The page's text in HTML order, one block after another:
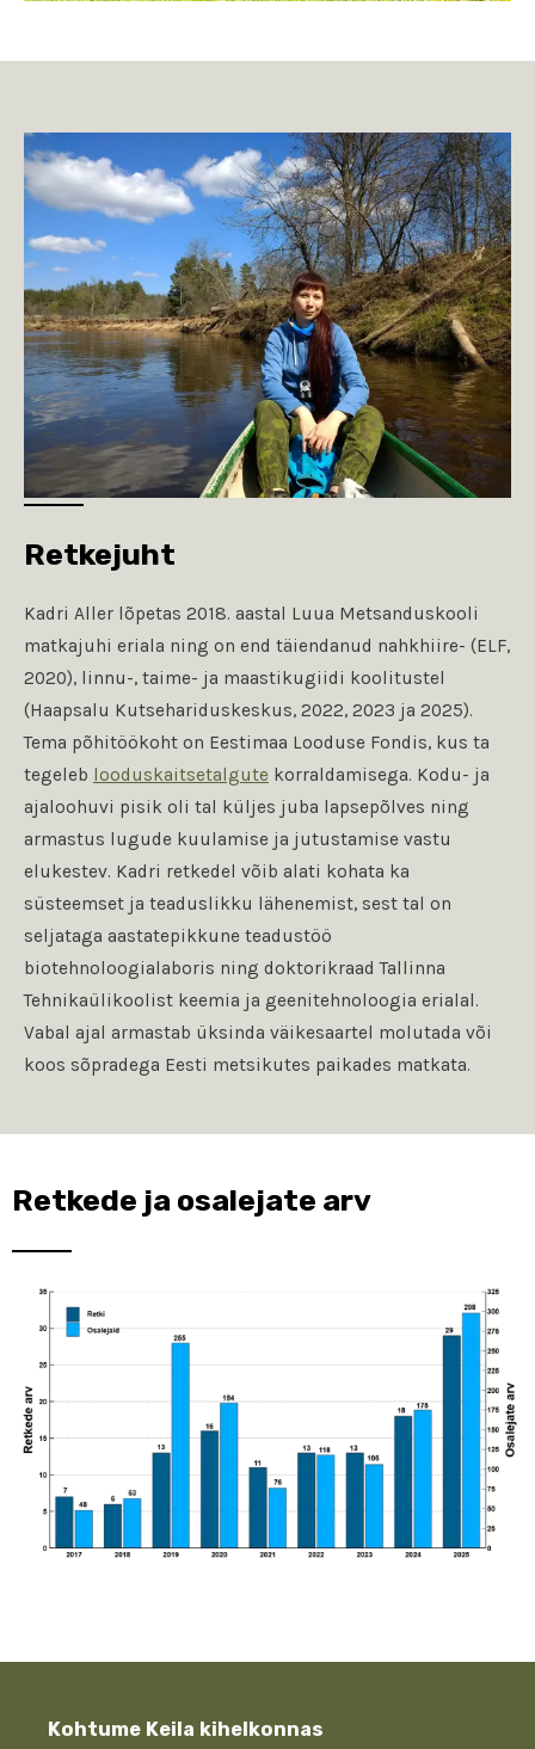
Retkejuht
Kadri Aller lõpetas 2018. aastal Luua Metsanduskooli
matkajuhi eriala ning on end täiendanud nahkhiire- (ELF,
2020), linnu-, taime- ja maastikugiidi koolitustel
(Haapsalu Kutsehariduskeskus, 2022, 2023 ja 2025).
Tema põhitöökoht on Eestimaa Looduse Fondis, kus ta
tegeleb looduskaitsetalgute korraldamisega. Kodu- ja
ajaloohuvi pisik oli tal küljes juba lapsepõlves ning
armastus lugude kuulamise ja jutustamise vastu
elukestev. Kadri retkedel võib alati kohata ka
süsteemset ja teaduslikku lähenemist, sest tal on
seljataga aastatepikkune teadustöö
biotehnoloogialaboris ning doktorikraad Tallinna
Tehnikaülikoolist keemia ja geenitehnoloogia erialal.
Vabal ajal armastab üksinda väikesaartel molutada või
koos sõpradega Eesti metsikutes paikades matkata.
Retkede ja osalejate arv
Kohtume Keila kihelkonnas